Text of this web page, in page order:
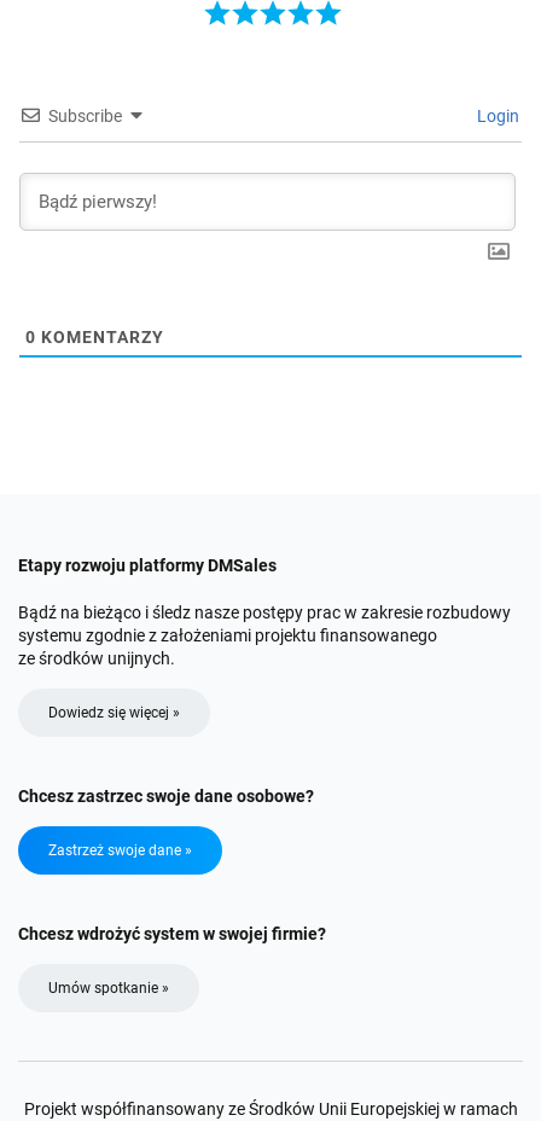
Subscribe Login
0 KOMENTARZY
Etapy rozwoju platformy DMSales
Bądź na bieżąco i śledz nasze postępy prac w zakresie rozbudowy
systemu zgodnie z założeniami projektu finansowanego
ze środków unijnych.
Dowiedz się więcej »
Chcesz zastrzec swoje dane osobowe?
Zastrzeż swoje dane »
Chcesz wdrożyć system w swojej firmie?
Umów spotkanie »
Projekt współfinansowany ze Środków Unii Europejskiej w ramach